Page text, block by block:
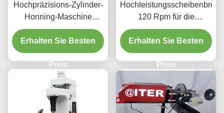
Hochpräzisions-Zylinder-
Honning-Maschine
1.1/1.5kw für Fahrzeuge
Zylinder
Erhalten Sie Besten
Preis
120 Rpm für die
Fahrzeugwartung T2009
Erhalten Sie Besten
Preis